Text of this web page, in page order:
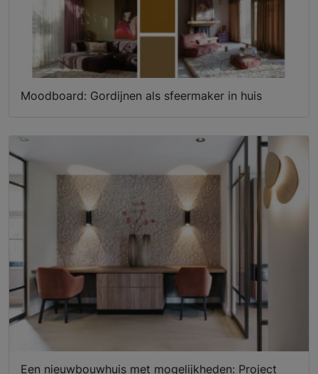
Moodboard: Gordijnen als sfeermaker in huis
Een nieuwbouwhuis met mogelijkheden: Project